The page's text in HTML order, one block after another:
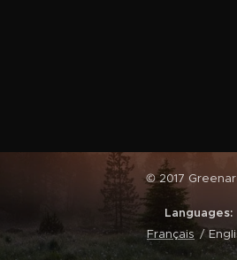
© 2017
Languages
Français